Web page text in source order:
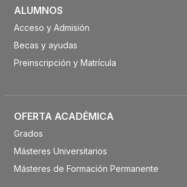
ALUMNOS
Acceso y Admisión
Becas y ayudas
Preinscripción y Matrícula
OFERTA ACADÉMICA
Grados
Másteres Universitarios
Másteres de Formación Permanente